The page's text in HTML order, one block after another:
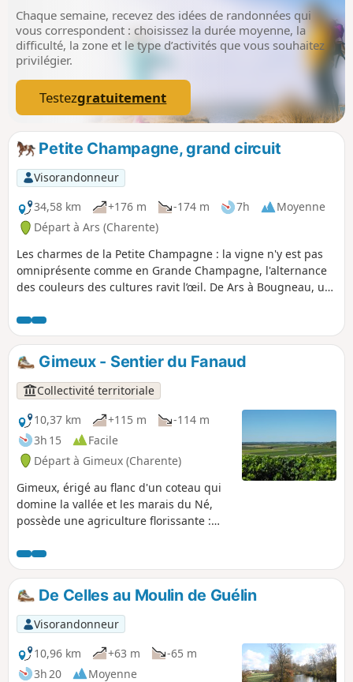
Chaque semaine, recevez des idées de randonnées qui
vous correspondent : choisissez la durée moyenne, la
difficulté, la zone et le type d’activités que vous souhaitez
privilégier.
Testezgratuitement
Petite Champagne, grand circuit
Visorandonneur
34,58 km
+176 m -174 m 7h
Moyenne
Départ à Ars (Charente)
Les charmes de la Petite Champagne : la vigne n'y est pas
omniprésente comme en Grande Champagne, l'alternance
des couleurs des cultures ravit l’œil. De Ars à Bougneau, un
la Charente. De Bougneau à Lonzac une promenade sur de
bons chemin dans l'attente ...d'une belle et triste histoire
d'amour. Un retour par des chemins longeant la vallée du
Né avec un gué qui sera le seul point d'eau naturel. Pensez
aux possibilités de halte...
Gimeux - Sentier du Fanaud
Collectivité territoriale
10,37 km
+115 m
-114 m
3h 15
Facile
Départ à Gimeux (Charente)
Gimeux, érigé au flanc d'un coteau qui
domine la vallée et les marais du Né,
possède une agriculture florissante :
vignoble sur les coteaux. Des vestiges
de sépultures et le tracé de la voie
romaine, dite "Chemin Boisné", révèlent
l'occupation ancienne du lieu. L'église
paroissiale date du 12e siècle. On peut
également remarquer une ancienne
chapelle ainsi que, sur le coteau de
Fanaud, les restes d'un moulin à vent.
De Celles au Moulin de Guélin
Visorandonneur
10,96 km
+63 m
-65 m
3h 20
Moyenne